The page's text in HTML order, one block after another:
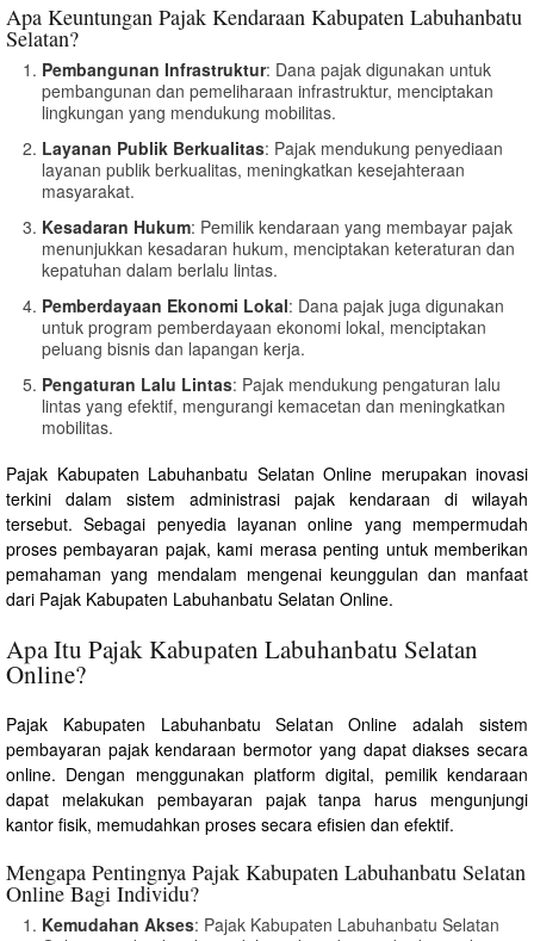
Apa Keuntungan Pajak Kendaraan Kabupaten Labuhanbatu
Selatan?
Pembangunan Infrastruktur: Dana pajak digunakan untuk
pembangunan dan pemeliharaan infrastruktur, menciptakan
lingkungan yang mendukung mobilitas.
Layanan Publik Berkualitas: Pajak mendukung penyediaan
layanan publik berkualitas, meningkatkan kesejahteraan
masyarakat.
Kesadaran Hukum: Pemilik kendaraan yang membayar pajak
menunjukkan kesadaran hukum, menciptakan keteraturan dan
kepatuhan dalam berlalu lintas.
Pemberdayaan Ekonomi Lokal: Dana pajak juga digunakan
untuk program pemberdayaan ekonomi lokal, menciptakan
peluang bisnis dan lapangan kerja.
Pengaturan Lalu Lintas: Pajak mendukung pengaturan lalu
lintas yang efektif, mengurangi kemacetan dan meningkatkan
mobilitas.
Pajak Kabupaten Labuhanbatu Selatan Online merupakan inovasi
terkini dalam sistem administrasi pajak kendaraan di wilayah
tersebut. Sebagai penyedia layanan online yang mempermudah
proses pembayaran pajak, kami merasa penting untuk memberikan
pemahaman yang mendalam mengenai keunggulan dan manfaat
dari Pajak Kabupaten Labuhanbatu Selatan Online.
Apa Itu Pajak Kabupaten Labuhanbatu Selatan
Online?
Pajak Kabupaten Labuhanbatu Selatan Online adalah sistem
pembayaran pajak kendaraan bermotor yang dapat diakses secara
online. Dengan menggunakan platform digital, pemilik kendaraan
dapat melakukan pembayaran pajak tanpa harus mengunjungi
kantor fisik, memudahkan proses secara efisien dan efektif.
Mengapa Pentingnya Pajak Kabupaten Labuhanbatu Selatan
Online Bagi Individu?
Kemudahan Akses: Pajak Kabupaten Labuhanbatu Selatan